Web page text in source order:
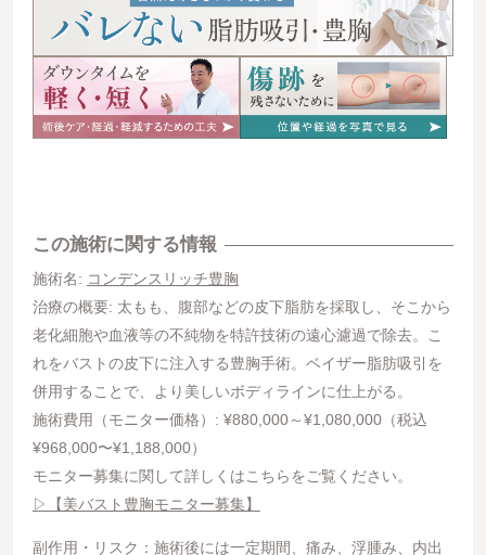
この施術に関する情報
施術名: コンデンスリッチ豊胸
治療の概要: 太もも、腹部などの皮下脂肪を採取し、そこから
老化細胞や血液等の不純物を特許技術の遠心濾過で除去。こ
れをバストの皮下に注入する豊胸手術。ベイザー脂肪吸引を
併用することで、より美しいボディラインに仕上がる。
施術費用（モニター価格）: ¥880,000～¥1,080,000（税込
¥968,000〜¥1,188,000）
モニター募集に関して詳しくはこちらをご覧ください。
▷【美バスト豊胸モニター募集】
副作用・リスク：施術後には一定期間、痛み、浮腫み、内出